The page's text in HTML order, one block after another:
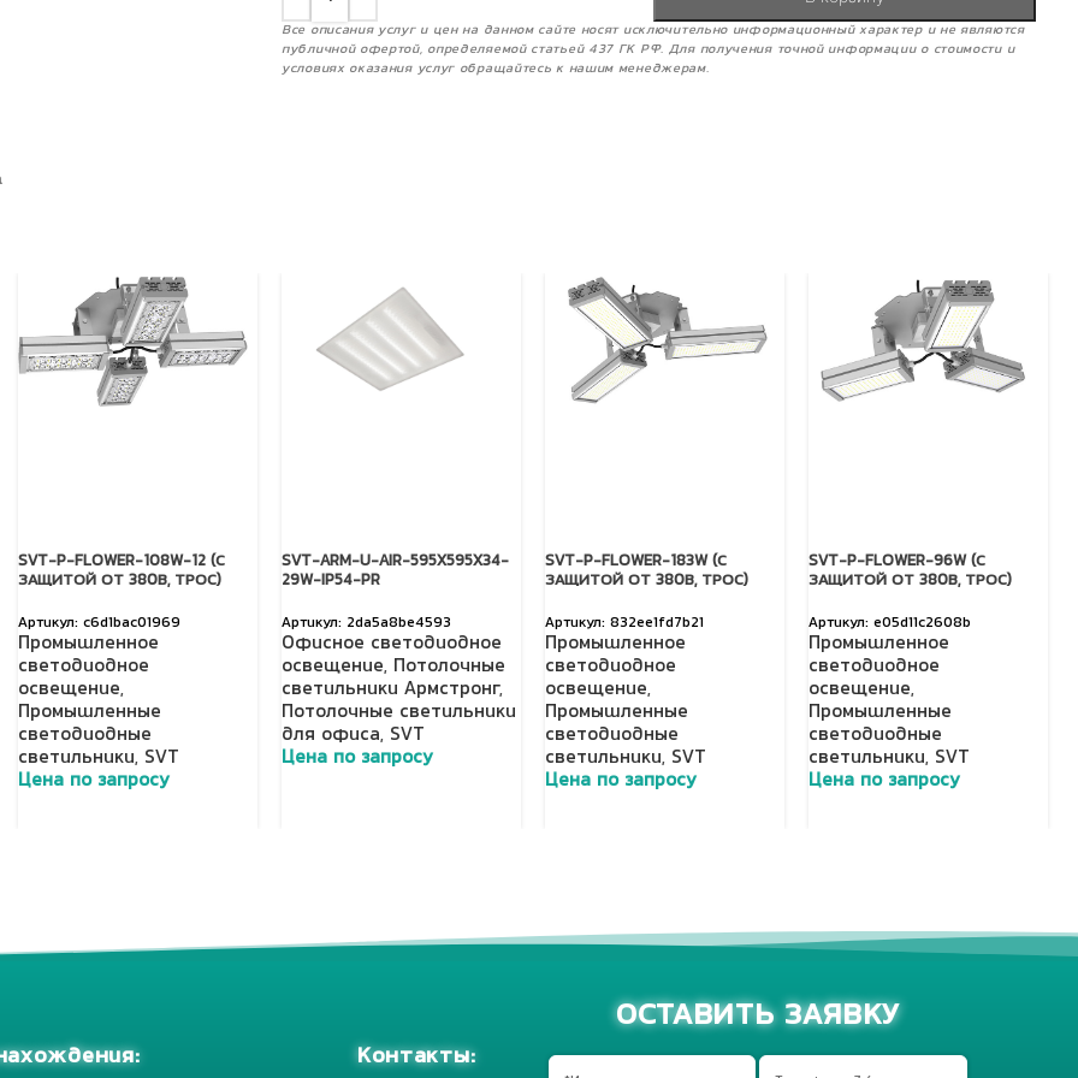
Все описания услуг и цен на данном сайте носят исключительно информационный характер и не являются
публичной офертой, определяемой статьей 437 ГК РФ. Для получения точной информации о стоимости и
условиях оказания услуг обращайтесь к нашим менеджерам.
SVT-P-FLOWER-108W-12 (С
ЗАЩИТОЙ ОТ 380В, ТРОС)
c6d1bac01969
Промышленное
светодиодное
освещение,
Промышленные
светодиодные
светильники, SVT
Цена по запросу
SVT-ARM-U-AIR-595X595X34-
29W-IP54-PR
2da5a8be4593
Офисное светодиодное
освещение, Потолочные
светильники Армстронг,
Потолочные светильники
для офиса, SVT
Цена по запросу
SVT-P-FLOWER-183W (С
ЗАЩИТОЙ ОТ 380В, ТРОС)
832ee1fd7b21
Промышленное
светодиодное
освещение,
Промышленные
светодиодные
светильники, SVT
Цена по запросу
SVT-P-FLOWER-96W (С
ЗАЩИТОЙ ОТ 380В, ТРОС)
e05d11c2608b
Промышленное
светодиодное
освещение,
Промышленные
светодиодные
светильники, SVT
Цена по запросу
Контакты:
ОСТАВИТЬ ЗАЯВКУ